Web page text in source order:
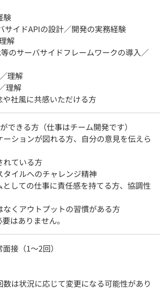
験
サイドAPIの設計／開発の実務経験
解
のサーバサイドフレームワークの導入／
理解
理解
や社風に共感いただける方
できる方（仕事はチーム開発です）
ーションが図れる方、自分の意見を伝えら
れている方
タイルへのチャレンジ精神
としての仕事に責任感を持てる方、協調性
なくアウトプットの習慣がある方
はありません。
接（1～2回）
は状況に応じて変更になる可能性があり